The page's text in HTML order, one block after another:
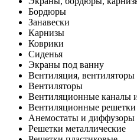
Бордюры
Занавески
Карнизы
Коврики
Сиденья
Экраны под ванну
Вентиляция, вентиляторы
Вентиляторы
Вентиляционные каналы
Вентиляционные решетки
Анемостаты и диффузоры
Решетки металлические